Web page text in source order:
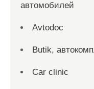
автомобилей
Avtodoc
Butik,
Car clinic